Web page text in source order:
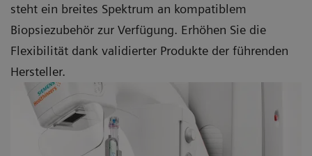
steht ein breites Spektrum an kompatiblem
Biopsiezubehör zur Verfügung. Erhöhen Sie die
Flexibilität dank validierter Produkte der führenden
Hersteller.